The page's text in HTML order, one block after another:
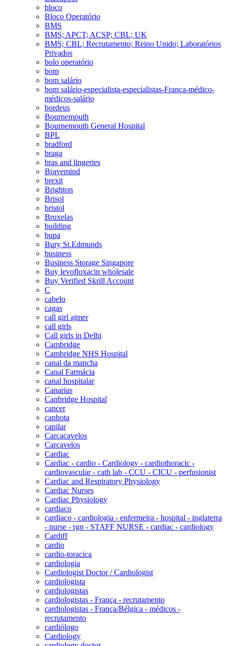
bloco
Bloco Operatório
BMS
BMS; APCT; ACSP; CBL; UK
BMS; CBL; Recrutamento; Reino Unido; Laboratórios
Privados
bolo operatório
bom
bom salário
bom salário-especialista-especialistas-França-médico-
médicos-salário
bordeus
Bournemouth
Bournemouth General Hospital
BPL
bradford
braga
bras and lingeries
Bravemind
brexit
Brighton
Brisol
bristol
Bruxelas
building
bupa
Bury St.Edmunds
business
Business Storage Singapore
Buy levofloxacin wholesale
Buy Verified Skrill Account
C
cabelo
cagas
call girl ajmer
call girls
Call girls in Delhi
Cambridge
Cambridge NHS Hospital
canal da mancha
Canal Farmácia
canal hospitalar
Canarias
Canbridge Hospital
cancer
canhota
capilar
Carcacavelos
Carcavelos
Cardiac
Cardiac - cardio - Cardiology - cardiothoracic -
cardiovascular - cath lab - CCU - CICU - perfusionist
Cardiac and Respiratory Physiology
Cardiac Nurses
Cardiac Physiology
cardiaco
cardiaco - cardiologia - enfermeira - hospital - inglaterra
- nurse - rgn - STAFF NURSE - cardiac - cardiology
Cardiff
cardio
cardio-toracica
cardiologia
Cardiologist Doctor / Cardiologist
cardiologista
cardiologistas
cardiologistas - França - recrutamento
cardiologistas - França/Bélgica - médicos -
recrutamento
cardiólogo
Cardiology